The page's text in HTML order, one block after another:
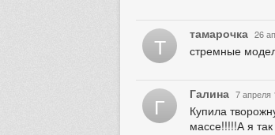
Т тамарочка 26
стремные
Г Галина 7 апреля
Купила
массе!!!!!А я